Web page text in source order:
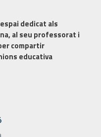
dedicat als
al seu professorat i
compartir
educativa